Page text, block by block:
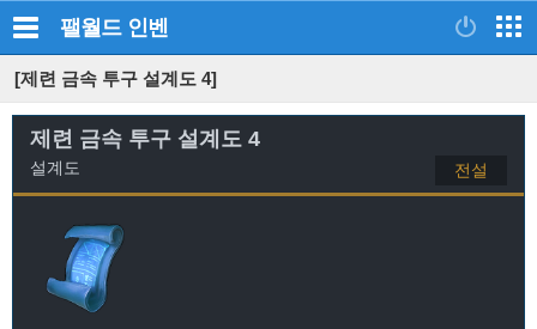
팰월드 인벤
[제련 금속 투구 설계도 4]
제련 금속 투구 설계도 4
설계도 전설